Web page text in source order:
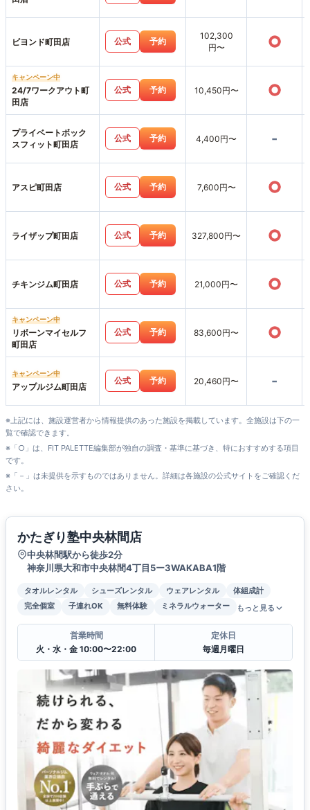
ビヨンド町田店 公式 予約
102,300
円〜
○
キャンペーン中
24/7ワークアウト町
田店
公式 予約 10,450円〜 ○
プライベートボック
スフィット町田店
公式 予約 4,400円〜 -
アスピ町田店 公式 予約 7,600円〜 ○
ライザップ町田店 公式 予約 327,800円〜 ○
チキンジム町田店 公式 予約 21,000円〜 ○
キャンペーン中
リボーンマイセルフ
町田店
公式 予約 83,600円〜 ○
キャンペーン中
アップルジム町田店
公式 予約 20,460円〜 -
※上記には、施設運営者から情報提供のあった施設を掲載しています。全施設は下の一
覧で確認できます。
※「○」は、FIT PALETTE編集部が独自の調査・基準に基づき、特におすすめする項目
です。
※「－」は未提供を示すものではありません。詳細は各施設の公式サイトをご確認くだ
さい。
かたぎり塾中央林間店
中央林間駅から徒歩2分
神奈川県大和市中央林間4丁目5ー3WAKABA1階
タオルレンタル シューズレンタル ウェアレンタル
体組成計
完全個室
子連れOK 無料体験 ミネラルウォーター もっと見る
営業時間
火・水・金 10:00〜22:00
定休日
毎週月曜日